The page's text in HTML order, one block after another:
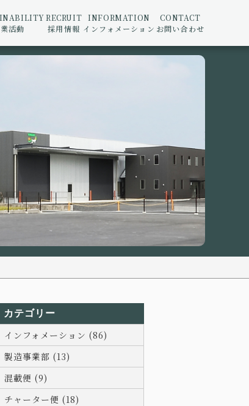
活動
RECRUIT
採用情報
INFORMATION
インフォメーション
CONTACT
お問い合わせ
カテゴリー
インフォメーション (86)
製造事業部 (13)
混載便 (9)
チャーター便 (18)